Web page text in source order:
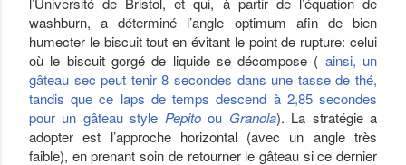
washburn, a déterminé l’angle optimum afin de bien
humecter le biscuit tout en évitant le point de rupture: celui
où le biscuit gorgé de liquide se décompose ( ainsi, un
gâteau sec peut tenir 8 secondes dans une tasse de thé,
tandis que ce laps de temps descend à 2,85 secondes
pour un gâteau style Pepitoou Granola). La stratégie a
adopter est l’approche horizontal (avec un angle très
faible), en prenant soin de retourner le gâteau si ce dernier